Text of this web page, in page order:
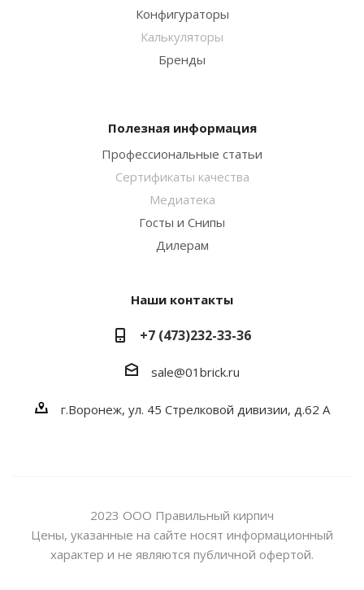
Конфигураторы
Калькуляторы
Бренды
Полезная информация
Профессиональные статьи
Сертификаты качества
Медиатека
Госты и Снипы
Дилерам
Наши контакты
+7 (473)232-33-36
sale@01brick.ru
г.Воронеж, ул. 45 Стрелковой дивизии, д.62 А
2023 ООО Правильный кирпич
Цены, указанные на сайте носят информационный
характер и не являются публичной офертой.